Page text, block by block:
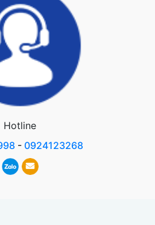
Hotline
- 0924123268